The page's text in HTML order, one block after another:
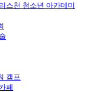
스천 청소년 아카데미
캠프
페